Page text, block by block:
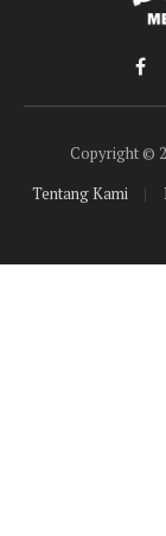
Copyright ©
Tentang Kami